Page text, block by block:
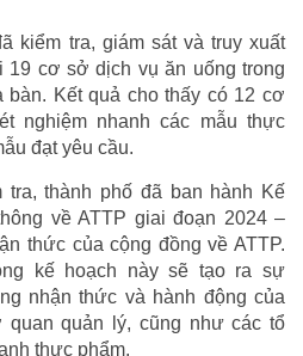
kiểm tra, giám sát và truy xuất
19 cơ sở dịch vụ ăn uống trong
bàn. Kết quả cho thấy có 12 cơ
nghiệm nhanh các mẫu thực
đạt yêu cầu.
tra, thành phố đã ban hành Kế
về ATTP giai đoạn 2024 –
thức của cộng đồng về ATTP.
kế hoạch này sẽ tạo ra sự
nhận thức và hành động của
quản lý, cũng như các tổ
thực phẩm.